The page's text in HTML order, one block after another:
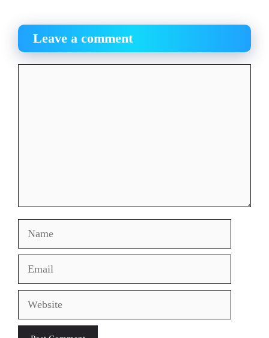
Leave a comment
Name
Email
Website